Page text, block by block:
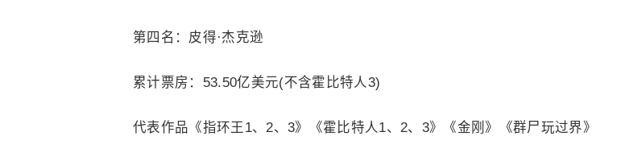
第四名：皮得·杰克逊
累计票房：53.50亿美元(不含霍比特人3)
代表作品《指环王1、2、3》《霍比特人1、2、3》《金刚》《群尸玩过界》